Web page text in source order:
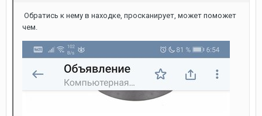
Обратись к нему в находке, просканирует, может поможет
чем.